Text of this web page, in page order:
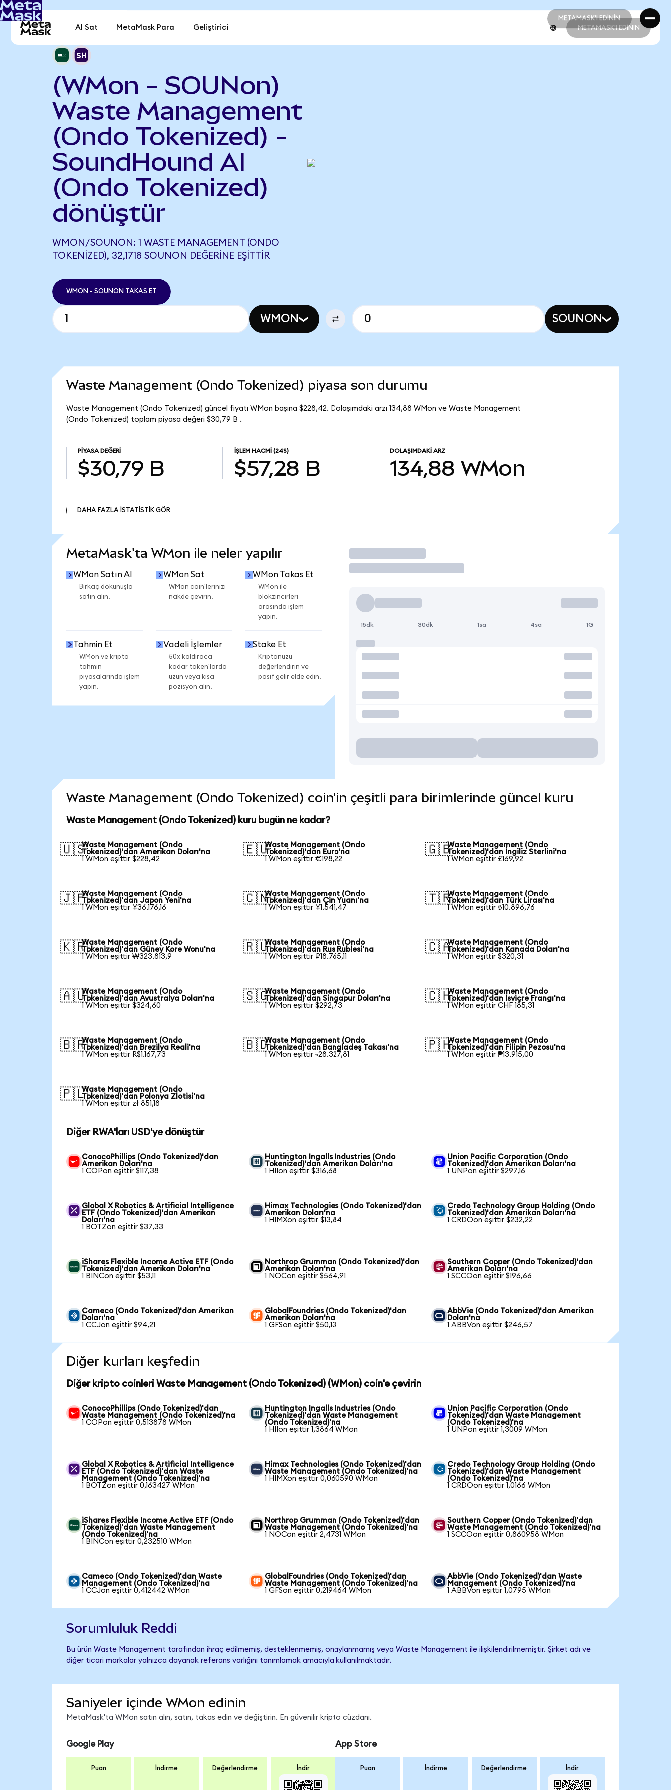
METAMASK'I EDİNİN
METAMASK'I EDİNİN
Al Sat MetaMask Para Geliştirici METAMASK'I EDİNİN
(WMon - SOUNon)
Waste Management
(Ondo Tokenized) -
SoundHound AI
(Ondo Tokenized)
dönüştür
WMON/SOUNON: 1 WASTE MANAGEMENT (ONDO
TOKENIZED), 32,1718 SOUNON DEĞERINE EŞITTIR
WMON - SOUNON TAKAS ET
WMON SOUNON
Waste Management (Ondo Tokenized) piyasa son durumu
Waste Management (Ondo Tokenized) güncel fiyatı WMon başına $228,42. Dolaşımdaki arzı 134,88 WMon ve Waste Management
(Ondo Tokenized) toplam piyasa değeri $30,79 B .
PIYASA DEĞERI
$30,79 B
İŞLEM HACMI (24S)
$57,28 B
DOLAŞIMDAKI ARZ
134,88 WMon
DAHA FAZLA İSTATİSTİK GÖR
MetaMask'ta WMon ile neler yapılır
WMon Satın Al
Birkaç dokunuşla
satın alın.
WMon Sat
WMon coin'lerinizi
nakde çevirin.
WMon Takas Et
WMon ile
blokzincirleri
arasında işlem
yapın.
Tahmin Et
WMon ve kripto
tahmin
piyasalarında işlem
yapın.
Vadeli İşlemler
50x kaldıraca
kadar token'larda
uzun veya kısa
pozisyon alın.
Stake Et
Kriptonuzu
değerlendirin ve
pasif gelir elde edin.
İşlem Yap
15dk 30dk 1sa 4sa 1G
Waste Management (Ondo Tokenized) coin'in çeşitli para birimlerinde güncel kuru
Waste Management (Ondo Tokenized) kuru bugün ne kadar?
🇺🇸Waste Management (Ondo
Tokenized)'dan Amerikan Doları'na
1 WMon eşittir $228,42
🇪🇺Waste Management (Ondo
Tokenized)'dan Euro'na
1 WMon eşittir €198,22
🇬🇧Waste Management (Ondo
Tokenized)'dan İngiliz Sterlini'na
1 WMon eşittir £169,92
🇯🇵Waste Management (Ondo
Tokenized)'dan Japon Yeni'na
1 WMon eşittir ¥36.176,16
🇨🇳Waste Management (Ondo
Tokenized)'dan Çin Yuanı'na
1 WMon eşittir ¥1.541,47
🇹🇷Waste Management (Ondo
Tokenized)'dan Türk Lirası'na
1 WMon eşittir ₺10.896,76
🇰🇷Waste Management (Ondo
Tokenized)'dan Güney Kore Wonu'na
1 WMon eşittir ₩323.813,9
🇷🇺Waste Management (Ondo
Tokenized)'dan Rus Rublesi'na
1 WMon eşittir ₽18.765,11
🇨🇦Waste Management (Ondo
Tokenized)'dan Kanada Doları'na
1 WMon eşittir $320,31
🇦🇺Waste Management (Ondo
Tokenized)'dan Avustralya Doları'na
1 WMon eşittir $324,60
🇸🇬Waste Management (Ondo
Tokenized)'dan Singapur Doları'na
1 WMon eşittir $292,73
🇨🇭Waste Management (Ondo
Tokenized)'dan İsviçre Frangı'na
1 WMon eşittir CHF 185,31
🇧🇷Waste Management (Ondo
Tokenized)'dan Brezilya Reali'na
1 WMon eşittir R$1.167,73
🇧🇩Waste Management (Ondo
Tokenized)'dan Bangladeş Takası'na
1 WMon eşittir ৳28.327,81
🇵🇭Waste Management (Ondo
Tokenized)'dan Filipin Pezosu'na
1 WMon eşittir ₱13.915,00
🇵🇱Waste Management (Ondo
Tokenized)'dan Polonya Zlotisi'na
1 WMon eşittir zł 851,18
Diğer RWA'ları USD'ye dönüştür
ConocoPhillips (Ondo Tokenized)'dan
Amerikan Doları'na
1 COPon eşittir $117,38
Huntington Ingalls Industries (Ondo
Tokenized)'dan Amerikan Doları'na
1 HIIon eşittir $316,68
Union Pacific Corporation (Ondo
Tokenized)'dan Amerikan Doları'na
1 UNPon eşittir $297,16
Global X Robotics & Artificial Intelligence
ETF (Ondo Tokenized)'dan Amerikan
Doları'na
1 BOTZon eşittir $37,33
Himax Technologies (Ondo Tokenized)'dan
Amerikan Doları'na
1 HIMXon eşittir $13,84
Credo Technology Group Holding (Ondo
Tokenized)'dan Amerikan Doları'na
1 CRDOon eşittir $232,22
iShares Flexible Income Active ETF (Ondo
Tokenized)'dan Amerikan Doları'na
1 BINCon eşittir $53,11
Northrop Grumman (Ondo Tokenized)'dan
Amerikan Doları'na
1 NOCon eşittir $564,91
Southern Copper (Ondo Tokenized)'dan
Amerikan Doları'na
1 SCCOon eşittir $196,66
Cameco (Ondo Tokenized)'dan Amerikan
Doları'na
1 CCJon eşittir $94,21
GlobalFoundries (Ondo Tokenized)'dan
Amerikan Doları'na
1 GFSon eşittir $50,13
AbbVie (Ondo Tokenized)'dan Amerikan
Doları'na
1 ABBVon eşittir $246,57
Diğer kurları keşfedin
Diğer kripto coinleri Waste Management (Ondo Tokenized) (WMon) coin'e çevirin
ConocoPhillips (Ondo Tokenized)'dan
Waste Management (Ondo Tokenized)'na
1 COPon eşittir 0,513878 WMon
Huntington Ingalls Industries (Ondo
Tokenized)'dan Waste Management
(Ondo Tokenized)'na
1 HIIon eşittir 1,3864 WMon
Union Pacific Corporation (Ondo
Tokenized)'dan Waste Management
(Ondo Tokenized)'na
1 UNPon eşittir 1,3009 WMon
Global X Robotics & Artificial Intelligence
ETF (Ondo Tokenized)'dan Waste
Management (Ondo Tokenized)'na
1 BOTZon eşittir 0,163427 WMon
Himax Technologies (Ondo Tokenized)'dan
Waste Management (Ondo Tokenized)'na
1 HIMXon eşittir 0,060590 WMon
Credo Technology Group Holding (Ondo
Tokenized)'dan Waste Management
(Ondo Tokenized)'na
1 CRDOon eşittir 1,0166 WMon
iShares Flexible Income Active ETF (Ondo
Tokenized)'dan Waste Management
(Ondo Tokenized)'na
1 BINCon eşittir 0,232510 WMon
Northrop Grumman (Ondo Tokenized)'dan
Waste Management (Ondo Tokenized)'na
1 NOCon eşittir 2,4731 WMon
Southern Copper (Ondo Tokenized)'dan
Waste Management (Ondo Tokenized)'na
1 SCCOon eşittir 0,860958 WMon
Cameco (Ondo Tokenized)'dan Waste
Management (Ondo Tokenized)'na
1 CCJon eşittir 0,412442 WMon
GlobalFoundries (Ondo Tokenized)'dan
Waste Management (Ondo Tokenized)'na
1 GFSon eşittir 0,219464 WMon
AbbVie (Ondo Tokenized)'dan Waste
Management (Ondo Tokenized)'na
1 ABBVon eşittir 1,0795 WMon
Sorumluluk Reddi
Bu ürün Waste Management tarafından ihraç edilmemiş, desteklenmemiş, onaylanmamış veya Waste Management ile ilişkilendirilmemiştir. Şirket adı ve
diğer ticari markalar yalnızca dayanak referans varlığını tanımlamak amacıyla kullanılmaktadır.
Saniyeler içinde WMon edinin
MetaMask'ta WMon satın alın, satın, takas edin ve değiştirin. En güvenilir kripto cüzdanı.
Google Play
Puan İndirme Değerlendirme İndir
App Store
Puan İndirme Değerlendirme İndir